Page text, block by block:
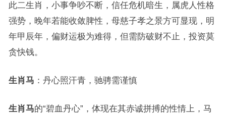
此二生肖，小事争吵不断，信任危机暗生，属虎人性格
强势，晚年若能收敛脾性，母慈子孝之景方可显现，明
年甲辰年，偏财运极为难得，但需防破财不止，投资莫
贪快钱。
生肖马 ：丹心照汗青，驰骋需谨慎
生肖马的“碧血丹心”，体现在其赤诚拼搏的性情上，马